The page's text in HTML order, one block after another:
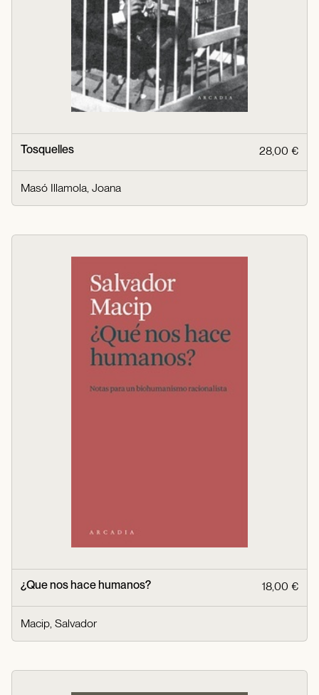
Tosquelles 28,00 €
Masó Illamola, Joana
¿Que nos hace humanos? 18,00 €
Macip, Salvador